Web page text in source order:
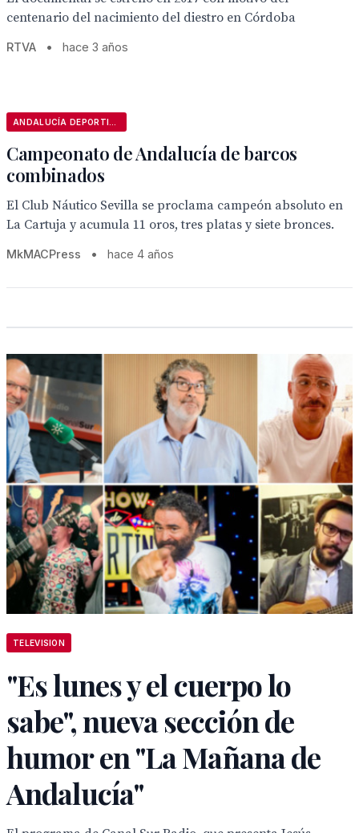
centenario del nacimiento del diestro en Córdoba
RTVA • hace 3 años
Campeonato de Andalucía de barcos
combinados
El Club Náutico Sevilla se proclama campeón absoluto en
La Cartuja y acumula 11 oros, tres platas y siete bronces.
MkMACPress • hace 4 años
TELEVISION
"Es lunes y el cuerpo lo
sabe", nueva sección de
humor en "La Mañana de
Andalucía"